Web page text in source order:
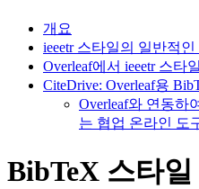
개요
ieeetr 스타일의 일반적인
Overleaf에서 ieeetr 스타
CiteDrive: Overleaf용
Overleaf와 연동하
는 협업 온라인 도
BibTeX 스타